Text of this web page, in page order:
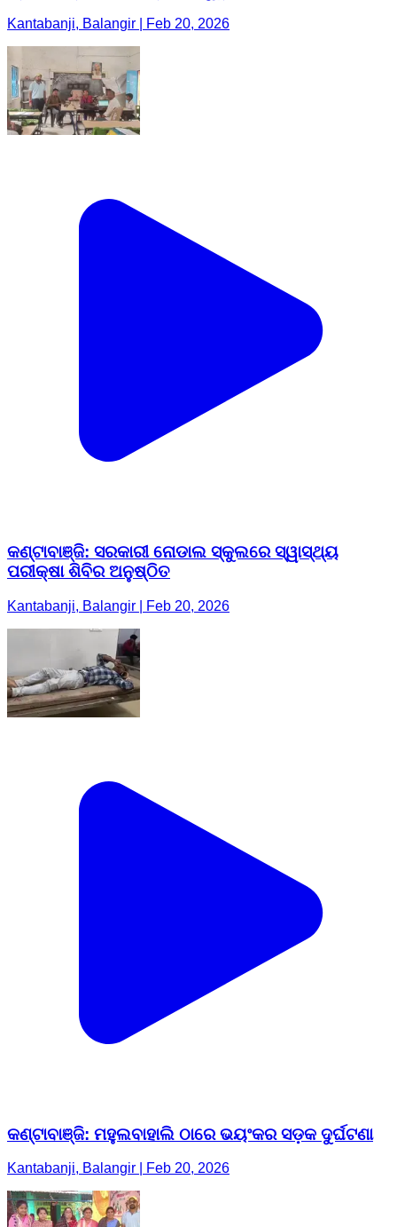
Kantabanji, Balangir | Feb 20, 2026
କଣ୍ଟାବାଞ୍ଜି: ସରକାରୀ ନୋଡାଲ ସ୍କୁଲରେ ସ୍ୱାସ୍ଥ୍ୟ
ପରୀକ୍ଷା ଶିବିର ଅନୁଷ୍ଠିତ
Kantabanji, Balangir | Feb 20, 2026
କଣ୍ଟାବାଞ୍ଜି: ମହୁଲବାହାଲି ଠାରେ ଭୟଂକର ସଡ଼କ ଦୁର୍ଘଟଣା
Kantabanji, Balangir | Feb 20, 2026